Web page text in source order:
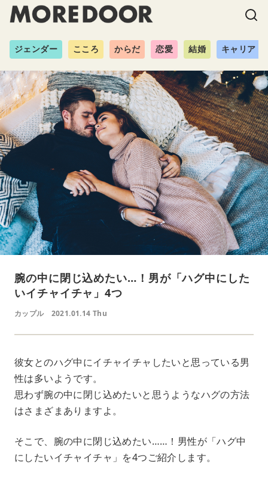
ジェンダー こころ からだ 恋愛 結婚 キャリア
腕の中に閉じ込めたい…！男が「ハグ中にした
いイチャイチャ」4つ
カップル 2021.01.14 Thu
彼女とのハグ中にイチャイチャしたいと思っている男
性は多いようです。
思わず腕の中に閉じ込めたいと思うようなハグの方法
はさまざまありますよ。
そこで、腕の中に閉じ込めたい……！男性が「ハグ中
にしたいイチャイチャ」を4つご紹介します。